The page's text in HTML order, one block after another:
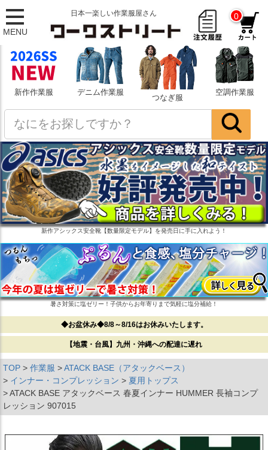
MENU
日本一楽しい作業服屋さん 0
新作作業服 デニム作業服
つなぎ服
空調作業服
新作アシックス安全靴【数量限定モデル】を発売日に手に入れよう！
暑さ対策に塩ゼリー！子供からお年寄りまで気軽に塩分補給！
◆お盆休み◆8/8～8/16はお休みいたします。
【地震・台風】九州・沖縄への配達に遅れ
TOP 作業服
ATACK BASE（アタックベース）
インナー・コンプレッション
夏用トップス
ATACK BASE アタックベース 春夏インナー HUMMER 長袖コンプ
レッション 907015